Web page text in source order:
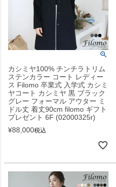
カシミヤ100% チンチラトリム
ステンカラー コート レディー
ス Filomo 卒業式 入学式 カシミ
ヤコート カシミヤ 黒 ブラック
グレー フォーマル アウター ミ
ドル丈 着丈90cm filomo ギフト
プレゼント 6F (02000325r)
¥88,000税込